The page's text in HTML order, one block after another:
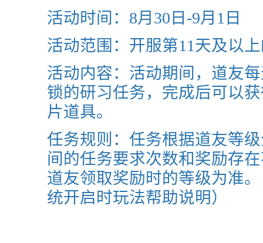
活动时间：8月30日-9月1日
活动范围：开服第11天及以
活动内容：活动期间，道友
锁的研习任务，完成后可以
片道具。
任务规则：任务根据道友等
间的任务要求次数和奖励存
道友领取奖励时的等级为准
统开启时玩法帮助说明）